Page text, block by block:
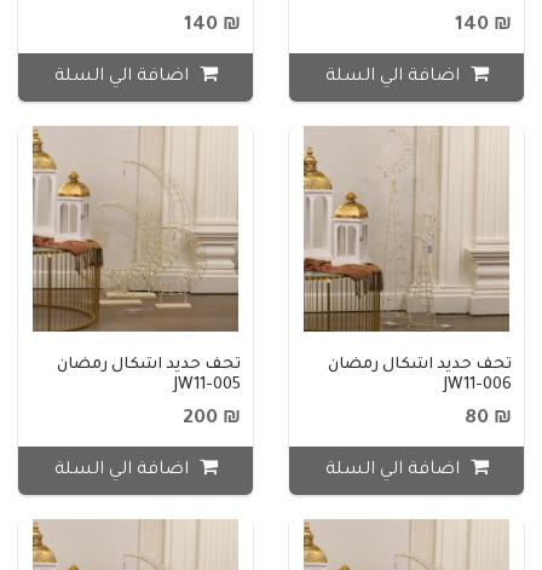
₪ 140
اضافة الي السلة
₪ 140
اضافة الي السلة
تحف حديد اشكال رمضان
JW11-006
₪ 80
اضافة الي السلة
تحف حديد اشكال رمضان
JW11-005
₪ 200
اضافة الي السلة